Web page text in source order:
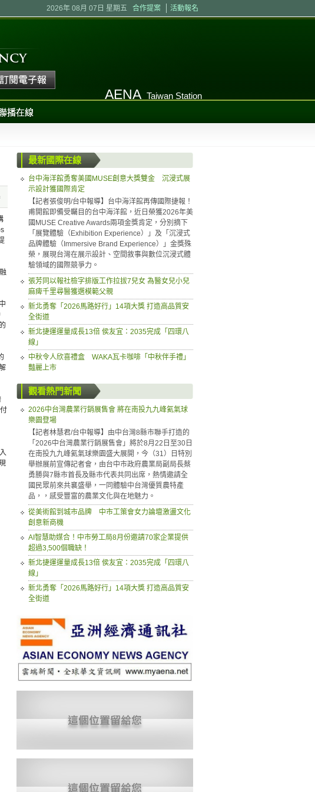
2026年 08月 07日 星期五 合作提案 活動報名
AENA Taiwan Station
播在線
最新國際在線
台中海洋館勇奪美國MUSE創意大獎雙金 沉浸式展
示設計獲國際肯定
【記者張俊明/台中報導】台中海洋館再傳國際捷報！
甫開館即備受矚目的台中海洋館，近日榮獲2026年美
國MUSE Creative Awards兩項金獎肯定，分別摘下
「展覽體驗（Exhibition Experience）」及「沉浸式
品牌體驗（Immersive Brand Experience）」金獎殊
榮，展現台灣在展示設計、空間敘事與數位沉浸式體
驗領域的國際競爭力。
張芳同以報社檢字排版工作拉拔7兒女 為醫女兒小兒
麻痺千里尋醫獲選模範父親
新北勇奪「2026馬路好行」14項大獎 打造高品質安
全街道
新北捷運運量成長13倍 侯友宜：2035完成「四環八
線」
中秋令人欣喜禮盒 WAKA瓦卡咖啡「中秋伴手禮」
豔麗上市
觀看熱門新聞
2026中台灣農業行銷展售會 將在南投九九峰氦氣球
樂園登場
【記者林慧君/台中報導】由中台灣8縣市聯手打造的
「2026中台灣農業行銷展售會」將於8月22日至30日
在南投九九峰氦氣球樂園盛大展開，今（31）日特別
舉辦展前宣傳記者會，由台中市政府農業局副局長蔡
勇勝與7縣市首長及縣市代表共同出席，熱情邀請全
國民眾前來共襄盛舉，一同體驗中台灣優質農特產
品，，感受豐富的農業文化與在地魅力。
從美術館到城市品牌 中市工策會女力論壇激盪文化
創意新商機
AI智慧助媒合！中市勞工局8月份邀請70家企業提供
超過3,500個職缺！
新北捷運運量成長13倍 侯友宜：2035完成「四環八
線」
新北勇奪「2026馬路好行」14項大獎 打造高品質安
全街道